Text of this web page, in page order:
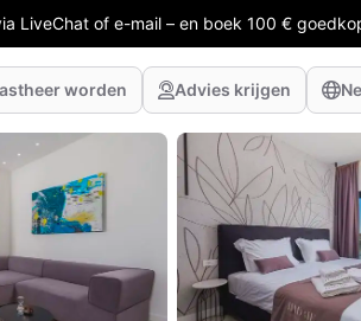
LiveChat of e-mail – en boek 100 €
worden Advies krijgen